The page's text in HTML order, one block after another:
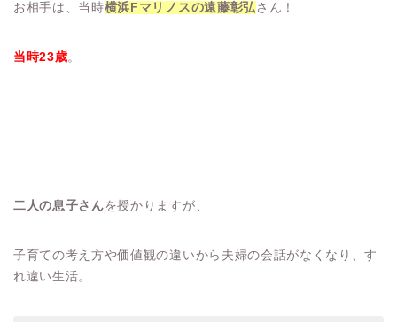
お相手は、当時横浜Fマリノスの遠藤彰弘 さん！
当時23歳。
二人の息子さんを授かりますが、
子育ての考え方や価値観の違いから夫婦の会話がなくなり、す
れ違い生活。